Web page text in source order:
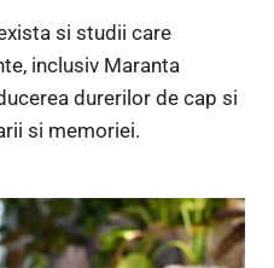
si studii care
inclusiv Maranta
durerilor de cap si
si memoriei.